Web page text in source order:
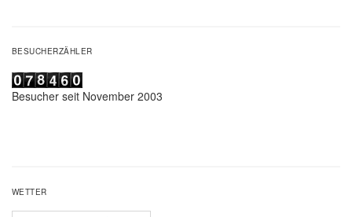
BESUCHERZÄHLER
Besucher seit November 2003
WETTER